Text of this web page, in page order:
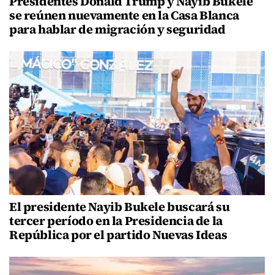
se reúnen nuevamente en la Casa Blanca
para hablar de migración y seguridad
El presidente Nayib Bukele buscará su
tercer período en la Presidencia de la
República por el partido Nuevas Ideas